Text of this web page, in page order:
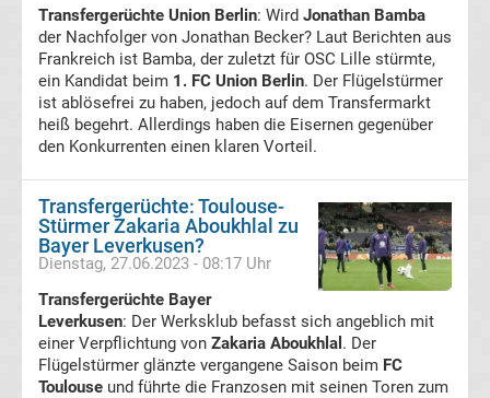
Trainerentlassungen
Bundesliga
Porträts
Fußballklubs
La
Liga
Copa
del
Transfergerüchte Union Berlin: Wird Jonathan Bamba
der Nachfolger von Jonathan Becker? Laut Berichten aus
Frankreich ist Bamba, der zuletzt für OSC Lille stürmte,
ein Kandidat beim 1. FC Union Berlin. Der Flügelstürmer
ist ablösefrei zu haben, jedoch auf dem Transfermarkt
heiß begehrt. Allerdings haben die Eisernen gegenüber
den Konkurrenten einen klaren Vorteil.
Transfergerüchte: Toulouse-
Stürmer Zakaria Aboukhlal zu
Bayer Leverkusen?
Dienstag, 27.06.2023 - 08:17 Uhr
Transfergerüchte Bayer
Leverkusen: Der Werksklub befasst sich angeblich mit
einer Verpflichtung von Zakaria Aboukhlal . Der
Flügelstürmer glänzte vergangene Saison beim FC
Toulouse und führte die Franzosen mit seinen Toren zum